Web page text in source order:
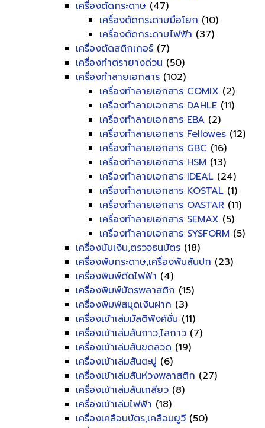
เครื่องตัดกระดาษ (47)
เครื่องตัดกระดาษมือโยก (10)
เครื่องตัดกระดาษไฟฟ้า (37)
เครื่องตัดสติกเกอร์ (7)
เครื่องทำตรายางด่วน (50)
เครื่องทำลายเอกสาร (102)
เครื่องทำลายเอกสาร COMIX (2)
เครื่องทำลายเอกสาร DAHLE (11)
เครื่องทำลายเอกสาร EBA (2)
เครื่องทำลายเอกสาร Fellowes (12)
เครื่องทำลายเอกสาร GBC (16)
เครื่องทำลายเอกสาร HSM (13)
เครื่องทำลายเอกสาร IDEAL (24)
เครื่องทำลายเอกสาร KOSTAL (1)
เครื่องทำลายเอกสาร OASTAR (11)
เครื่องทำลายเอกสาร SEMAX (5)
เครื่องทำลายเอกสาร SYSFORM (5)
เครื่องนับเงิน,ตรวจธนบัตร (18)
เครื่องพับกระดาษ,เครื่องพับสันปก (23)
เครื่องพิมพ์ดีดไฟฟ้า (4)
เครื่องพิมพ์บัตรพลาสติก (15)
เครื่องพิมพ์สมุดเงินฝาก (3)
เครื่องเข้าเล่มมัลติฟังค์ชั่น (11)
เครื่องเข้าเล่มสันกาว,ไสกาว (7)
เครื่องเข้าเล่มสันขดลวด (19)
เครื่องเข้าเล่มสันตะปู (6)
เครื่องเข้าเล่มสันห่วงพลาสติก (27)
เครื่องเข้าเล่มสันเกลียว (8)
เครื่องเข้าเล่มไฟฟ้า (18)
เครื่องเคลือบบัตร,เคลือบยูวี (50)